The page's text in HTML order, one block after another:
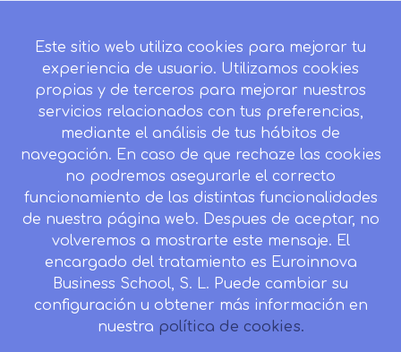
Blog
Mapa del sitio
Desistir contrato aquí
CONTACTO
Camino de la Torrecilla N.º 30 EDIFICIO EDUCA
EDTECH, C.P. 18.200, Maracena (Granada)
958 050 746
Horario de atención al cliente:
Lunes a viernes: 9.00h a 20.00h.
Este sitio web utiliza cookies para mejorar tu
experiencia de usuario. Utilizamos cookies
propias y de terceros para mejorar nuestros
servicios relacionados con tus preferencias,
mediante el análisis de tus hábitos de
navegación. En caso de que rechaze las cookies
no podremos asegurarle el correcto
funcionamiento de las distintas funcionalidades
de nuestra página web. Despues de aceptar, no
volveremos a mostrarte este mensaje. El
encargado del tratamiento es Euroinnova
Business School, S. L. Puede cambiar su
configuración u obtener más información en
nuestra política de cookies.